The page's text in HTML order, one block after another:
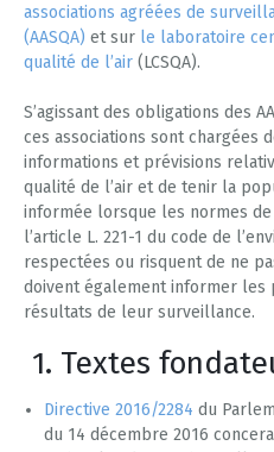
associations agréées de
(AASQA) et sur le laboratoire
qualité de l’air (LCSQA).
S’agissant des obligations des
ces associations sont chargées
informations et prévisions
qualité de l’air et de tenir la
informée lorsque les normes
l’article L. 221-1 du code de
respectées ou risquent de ne
doivent également informer les
résultats de leur surveillance.
1. Textes
Directive 2016/2284 du
du 14 décembre 2016